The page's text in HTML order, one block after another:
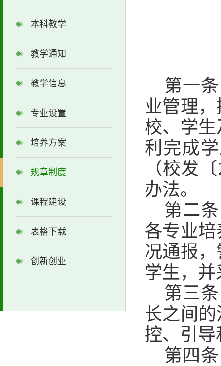
本科教学
教学通知
教学信息
专业设置
培养方案
规章制度
课程建设
表格下载
创新创业
第一
业管理
校、学
利完成
（校发
办法。
第二
各专业
况通报
学生，
第三
长之间
控、引
第四